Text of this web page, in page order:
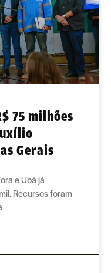
75 milhões
Gerais
e Ubá já
Recursos foram